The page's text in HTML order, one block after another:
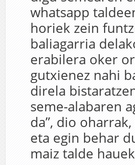
whatsapp
horiek zein
baliagarria
erabilera oker
gutxienez nahi
direla
seme-alabaren
da”, dio
eta egin behar
maiz talde